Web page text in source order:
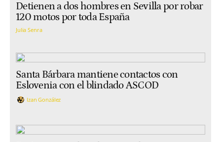
Detienen a dos hombres en Sevilla por robar
120 motos por toda España
Julia Senra
Santa Bárbara mantiene contactos con
Eslovenia con el blindado ASCOD
Izan González